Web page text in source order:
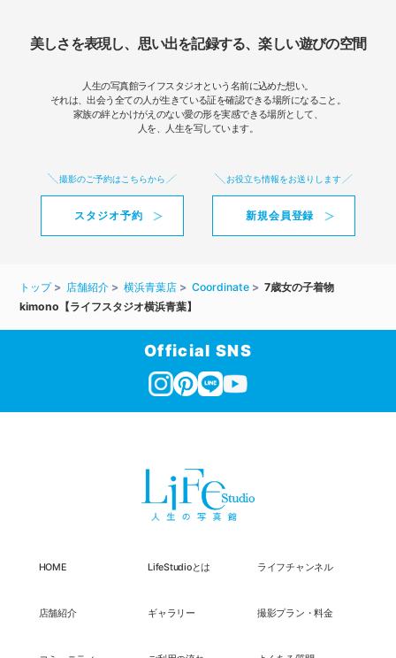
美しさを表現し、思い出を記録する、楽しい遊びの空間
人生の写真館ライフスタジオという名前に込めた想い。
それは、出会う全ての人が生きている証を確認できる場所になること。
家族の絆とかけがえのない愛の形を実感できる場所として、
人を、人生を写しています。
撮影のご予約はこちらから
スタジオ予約
お役立ち情報をお送りします
新規会員登録
トップ 店舗紹介 横浜青葉店 Coordinate
7歳女の子着物
kimono【ライフスタジオ横浜青葉】
Official SNS
HOME LifeStudioとは ライフチャンネル
店舗紹介 ギャラリー 撮影プラン・料金